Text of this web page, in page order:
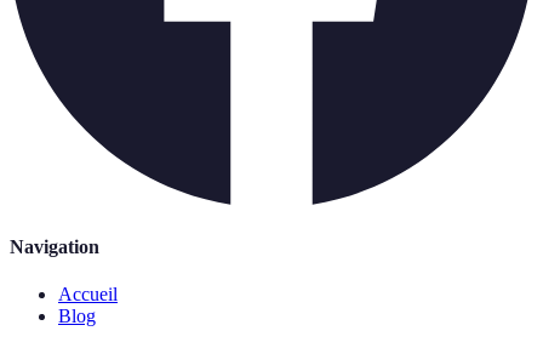
Navigation
Accueil
Blog